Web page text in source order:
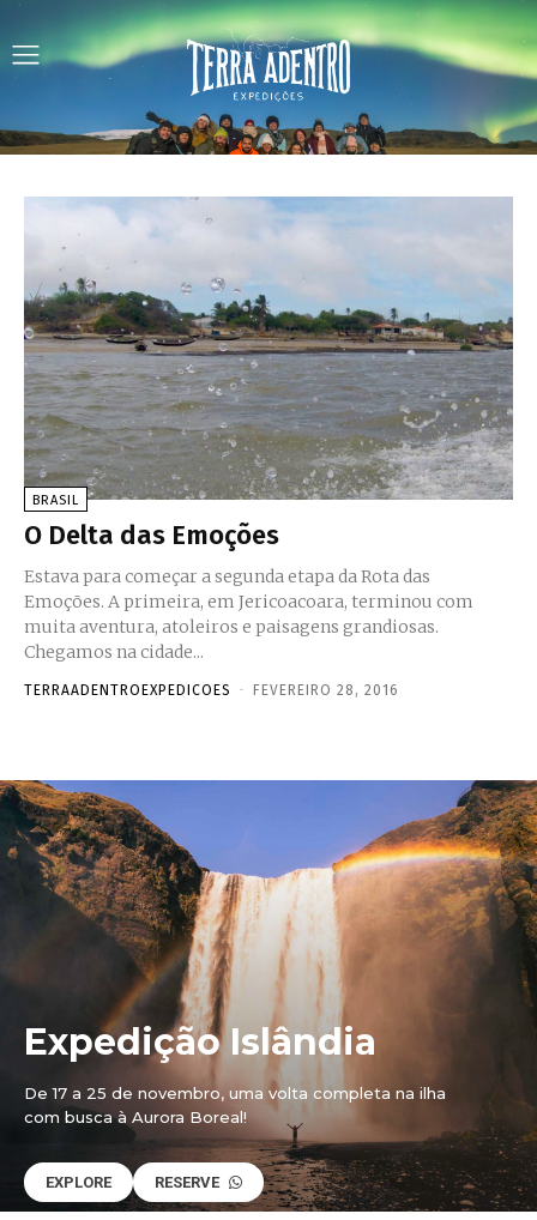
BRASIL
O Delta das Emoções
Estava para começar a segunda etapa da Rota das
Emoções. A primeira, em Jericoacoara, terminou com
muita aventura, atoleiros e paisagens grandiosas.
Chegamos na cidade...
TERRAADENTROEXPEDICOES - FEVEREIRO 28, 2016
Expedição Islândia
De 17 a 25 de novembro, uma volta completa na ilha
com busca à Aurora Boreal!
EXPLORE RESERVE